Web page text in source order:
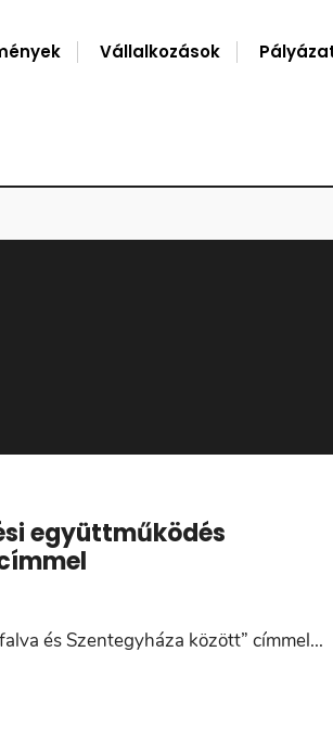
Vállalkozások
együttműködés
és Szentegyháza között” címmel...